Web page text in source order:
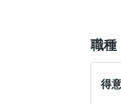
職
得